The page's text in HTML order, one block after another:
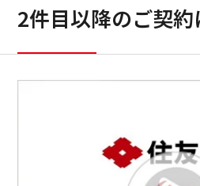
保険を選ぶ
商品一覧
ぶ
企業年金のお客さま
団体保険と財形保険のお客さま
法人向け商品のご案内
住友生命グループVision2030
会社情報
2件目以降のご契約